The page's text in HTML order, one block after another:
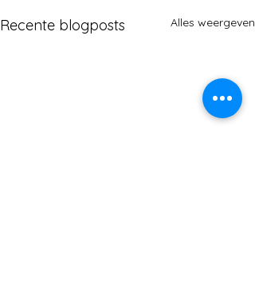
Recente blogposts Alles weergeven